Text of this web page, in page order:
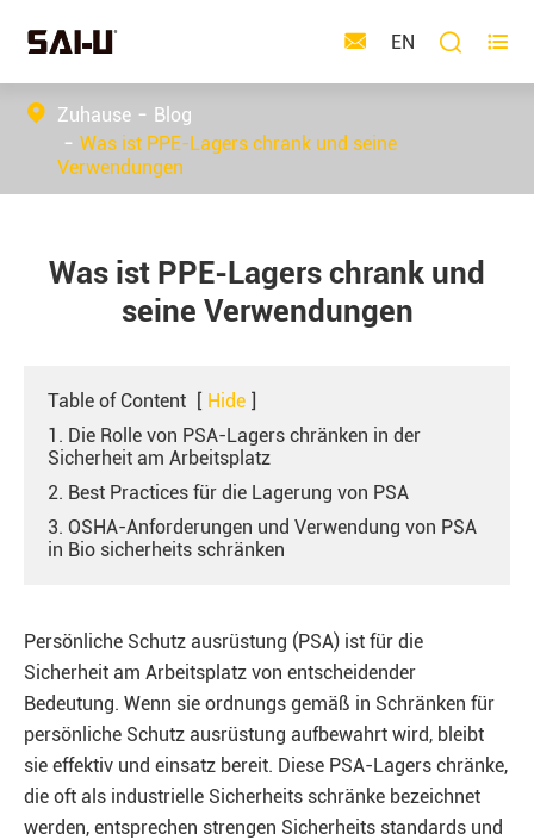
 EN  
Zuhause
Blog
Was ist PPE-Lagers chrank und seine
Verwendungen
Was ist PPE-Lagers chrank und
seine Verwendungen
Table of Content [ Hide ]
1. Die Rolle von PSA-Lagers chränken in der
Sicherheit am Arbeitsplatz
2. Best Practices für die Lagerung von PSA
3. OSHA-Anforderungen und Verwendung von PSA
in Bio sicherheits schränken
Persönliche Schutz ausrüstung (PSA) ist für die
Sicherheit am Arbeitsplatz von entscheidender
Bedeutung. Wenn sie ordnungs gemäß in Schränken für
persönliche Schutz ausrüstung aufbewahrt wird, bleibt
sie effektiv und einsatz bereit. Diese PSA-Lagers chränke,
die oft als industrielle Sicherheits schränke bezeichnet
werden, entsprechen strengen Sicherheits standards und